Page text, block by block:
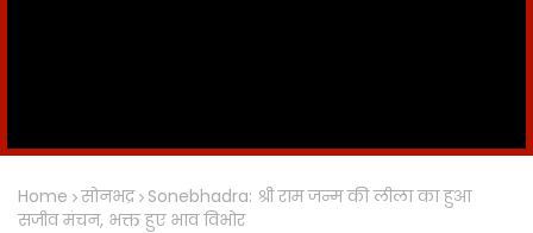
Home सोनभद्र Sonebhadra: श्री राम जन्म की लीला का हुआ
सजीव मंचन, भक्त हुए भाव विभोर